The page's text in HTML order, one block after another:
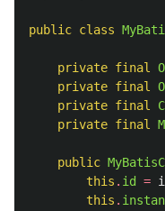
public class
private final
private final
private final
private final
public
this . id =
this .